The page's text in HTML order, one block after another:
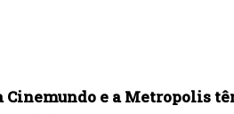
e a Metropolis